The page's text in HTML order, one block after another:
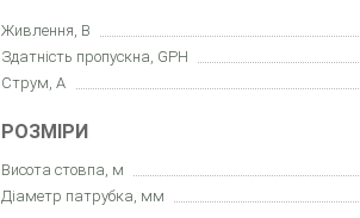
Живлення, В
Здатність пропускна, GPH
Струм, А
РОЗМІРИ
Висота стовпа, м
Діаметр патрубка, мм